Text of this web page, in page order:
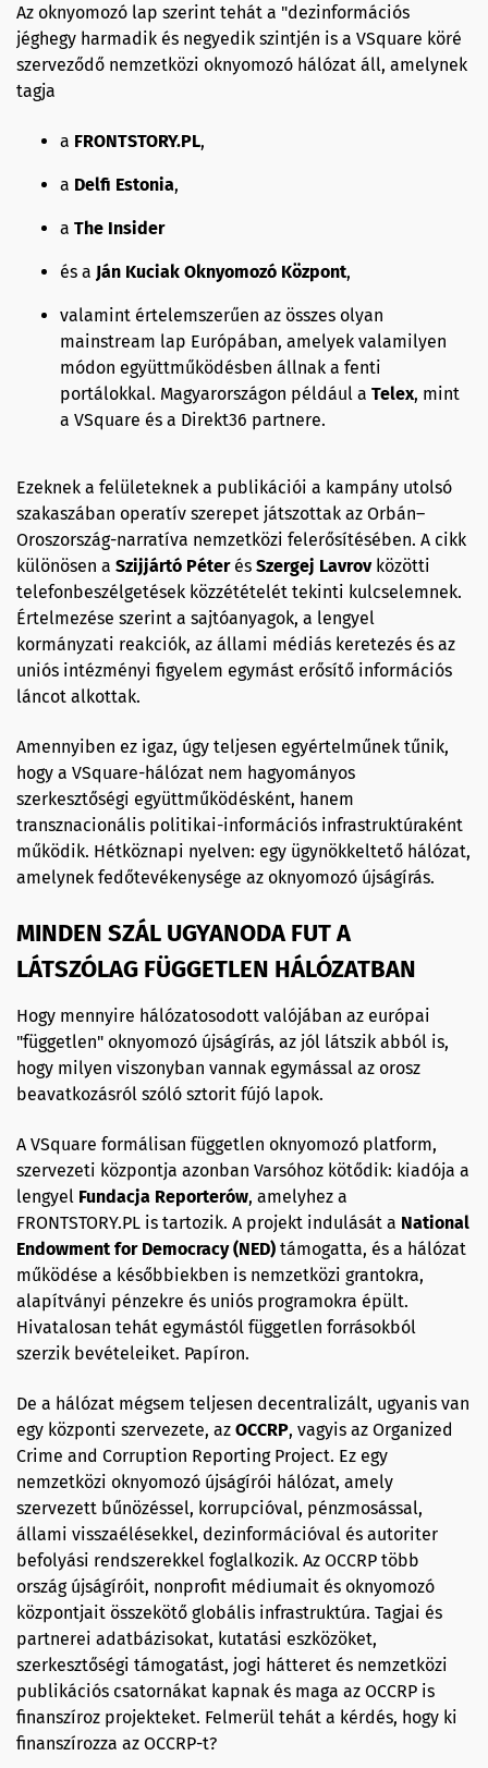
Az oknyomozó lap szerint tehát a "dezinformációs
jéghegy harmadik és negyedik szintjén is a VSquare köré
szerveződő nemzetközi oknyomozó hálózat áll, amelynek
tagja
a FRONTSTORY.PL,
a Delfi Estonia,
a The Insider
és a Ján Kuciak Oknyomozó Központ,
valamint értelemszerűen az összes olyan
mainstream lap Európában, amelyek valamilyen
módon együttműködésben állnak a fenti
portálokkal. Magyarországon például a Telex, mint
a VSquare és a Direkt36 partnere.
Ezeknek a felületeknek a publikációi a kampány utolsó
szakaszában operatív szerepet játszottak az Orbán–
Oroszország-narratíva nemzetközi felerősítésében. A cikk
különösen a Szijjártó Péterés Szergej Lavrovközötti
telefonbeszélgetések közzétételét tekinti kulcselemnek.
Értelmezése szerint a sajtóanyagok, a lengyel
kormányzati reakciók, az állami médiás keretezés és az
uniós intézményi figyelem egymást erősítő információs
láncot alkottak.
Amennyiben ez igaz, úgy teljesen egyértelműnek tűnik,
hogy a VSquare-hálózat nem hagyományos
szerkesztőségi együttműködésként, hanem
transznacionális politikai-információs infrastruktúraként
működik. Hétköznapi nyelven: egy ügynökkeltető hálózat,
amelynek fedőtevékenysége az oknyomozó újságírás.
MINDEN SZÁL UGYANODA FUT A
LÁTSZÓLAG FÜGGETLEN HÁLÓZATBAN
Hogy mennyire hálózatosodott valójában az európai
"független" oknyomozó újságírás, az jól látszik abból is,
hogy milyen viszonyban vannak egymással az orosz
beavatkozásról szóló sztorit fújó lapok.
A VSquare formálisan független oknyomozó platform,
szervezeti központja azonban Varsóhoz kötődik: kiadója a
lengyel Fundacja Reporterów, amelyhez a
FRONTSTORY.PL is tartozik. A projekt indulását a National
Endowment for Democracy (NED) támogatta, és a hálózat
működése a későbbiekben is nemzetközi grantokra,
alapítványi pénzekre és uniós programokra épült.
Hivatalosan tehát egymástól független forrásokból
szerzik bevételeiket. Papíron.
De a hálózat mégsem teljesen decentralizált, ugyanis van
egy központi szervezete, az OCCRP, vagyis az Organized
Crime and Corruption Reporting Project. Ez egy
nemzetközi oknyomozó újságírói hálózat, amely
szervezett bűnözéssel, korrupcióval, pénzmosással,
állami visszaélésekkel, dezinformációval és autoriter
befolyási rendszerekkel foglalkozik. Az OCCRP több
ország újságíróit, nonprofit médiumait és oknyomozó
központjait összekötő globális infrastruktúra. Tagjai és
partnerei adatbázisokat, kutatási eszközöket,
szerkesztőségi támogatást, jogi hátteret és nemzetközi
publikációs csatornákat kapnak és maga az OCCRP is
finanszíroz projekteket. Felmerül tehát a kérdés, hogy ki
finanszírozza az OCCRP-t?